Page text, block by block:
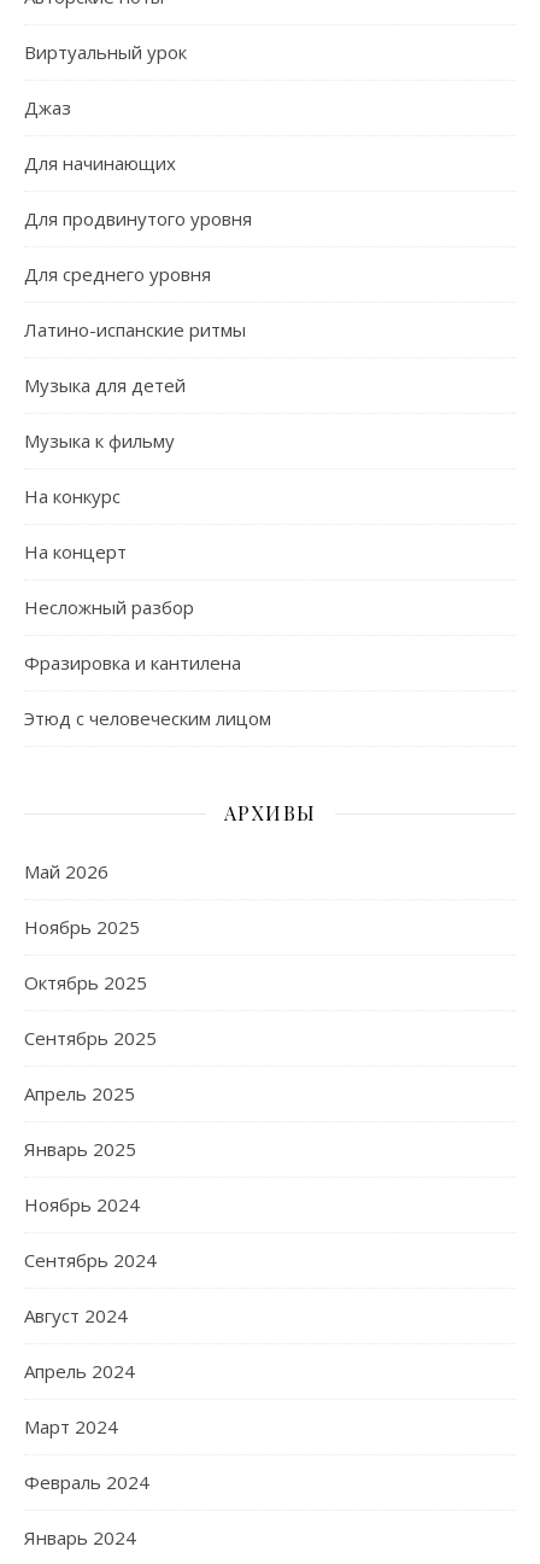
Виртуальный урок
Джаз
Для начинающих
Для продвинутого уровня
Для среднего уровня
Латино-испанские ритмы
Музыка для детей
Музыка к фильму
На конкурс
На концерт
Несложный разбор
Фразировка и кантилена
Этюд с человеческим лицом
АРХИВЫ
Май 2026
Ноябрь 2025
Октябрь 2025
Сентябрь 2025
Апрель 2025
Январь 2025
Ноябрь 2024
Сентябрь 2024
Август 2024
Апрель 2024
Март 2024
Февраль 2024
Январь 2024